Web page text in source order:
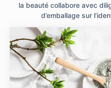
la beauté collabore avec
d’emballage sur